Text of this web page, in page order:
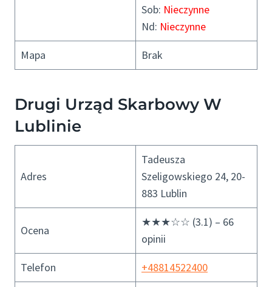
Sob: Nieczynne
Nd: Nieczynne
Mapa Brak
Drugi Urząd Skarbowy W
Lublinie
Adres
Tadeusza
Szeligowskiego 24, 20-
883 Lublin
Ocena
★★★☆☆ (3.1) – 66
opinii
Telefon +48814522400